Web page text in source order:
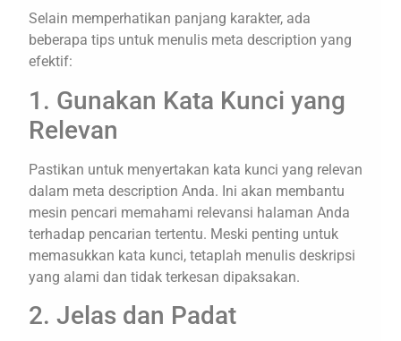
Selain memperhatikan panjang karakter, ada
beberapa tips untuk menulis meta description yang
efektif:
1. Gunakan Kata Kunci yang
Relevan
Pastikan untuk menyertakan kata kunci yang relevan
dalam meta description Anda. Ini akan membantu
mesin pencari memahami relevansi halaman Anda
terhadap pencarian tertentu. Meski penting untuk
memasukkan kata kunci, tetaplah menulis deskripsi
yang alami dan tidak terkesan dipaksakan.
2. Jelas dan Padat